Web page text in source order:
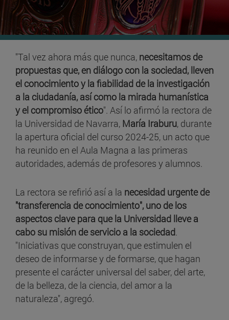
"Tal vez ahora más que nunca, necesitamos de
propuestas que, en diálogo con la sociedad, lleven
el conocimiento y la fiabilidad de la investigación
a la ciudadanía, así como la mirada humanística
y el compromiso ético". Así lo afirmó la rectora de
la Universidad de Navarra, María Iraburu, durante
la apertura oficial del curso 2024-25, un acto que
ha reunido en el Aula Magna a las primeras
autoridades, además de profesores y alumnos.
La rectora se refirió así a la necesidad urgente de
"transferencia de conocimiento", uno de los
aspectos clave para que la Universidad lleve a
cabo su misión de servicio a la sociedad.
"Iniciativas que construyan, que estimulen el
deseo de informarse y de formarse, que hagan
presente el carácter universal del saber, del arte,
de la belleza, de la ciencia, del amor a la
naturaleza", agregó.